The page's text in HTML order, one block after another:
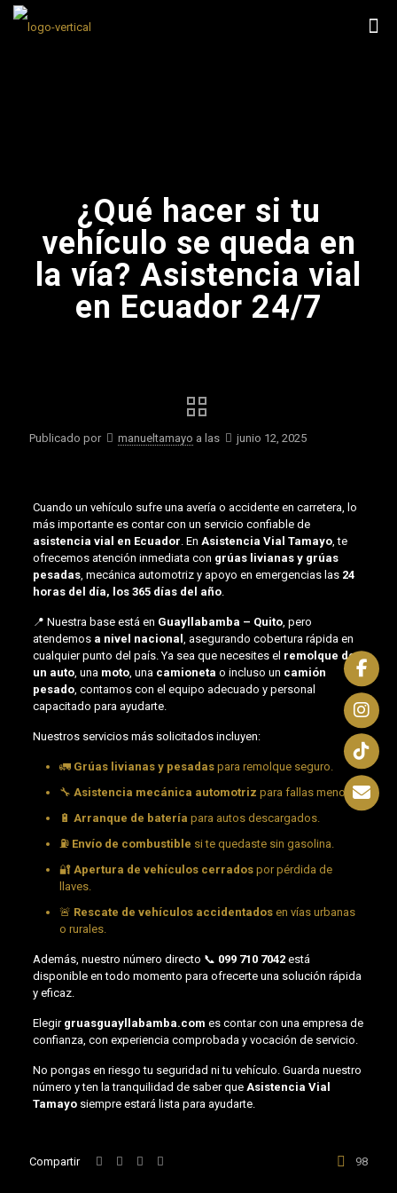
¿Qué hacer si tu
vehículo se queda en
la vía? Asistencia vial
en Ecuador 24/7
Publicado por manueltamayo a las junio 12, 2025
Cuando un vehículo sufre una avería o accidente en carretera, lo
más importante es contar con un servicio confiable de
asistencia vial en Ecuador. En Asistencia Vial Tamayo, te
ofrecemos atención inmediata con grúas livianas y grúas
pesadas, mecánica automotriz y apoyo en emergencias las 24
horas del día, los 365 días del año.
📍 Nuestra base está en Guayllabamba – Quito, pero
atendemos a nivel nacional , asegurando cobertura rápida en
cualquier punto del país. Ya sea que necesites el remolque de
un auto, una moto, una camioneta o incluso un camión
pesado, contamos con el equipo adecuado y personal
capacitado para ayudarte.
Nuestros servicios más solicitados incluyen:
🚛 Grúas livianas y pesadaspara remolque seguro.
🔧 Asistencia mecánica automotriz para fallas menores.
🔋 Arranque de batería para autos descargados.
⛽ Envío de combustible si te quedaste sin gasolina.
🔐 Apertura de vehículos cerradospor pérdida de
llaves.
🚨 Rescate de vehículos accidentadosen vías urbanas
o rurales.
Además, nuestro número directo 📞 099 710 7042está
disponible en todo momento para ofrecerte una solución rápida
y eficaz.
Elegir gruasguayllabamba.com es contar con una empresa de
confianza, con experiencia comprobada y vocación de servicio.
No pongas en riesgo tu seguridad ni tu vehículo. Guarda nuestro
número y ten la tranquilidad de saber que Asistencia Vial
Tamayosiempre estará lista para ayudarte.
Compartir 98